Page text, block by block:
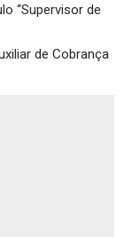
“Supervisor de
de Cobrança